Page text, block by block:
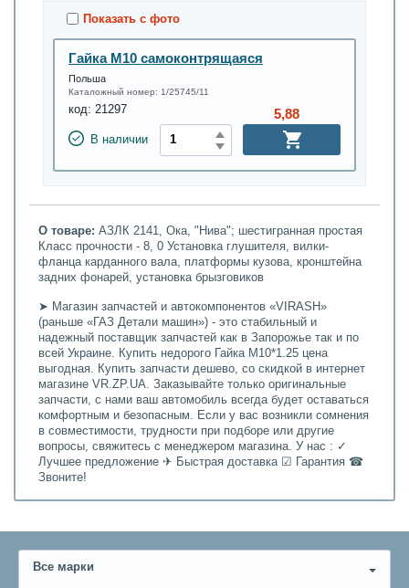
Показать с фото
Гайка М10 самоконтрящаяся
Польша
Каталожный номер: 1/25745/11
код: 21297
В наличии
5,88
О товаре: АЗЛК 2141, Ока, "Нива"; шестигранная простая
Класс прочности - 8, 0 Установка глушителя, вилки-
фланца карданного вала, платформы кузова, кронштейна
задних фонарей, установка брызговиков
➤ Магазин запчастей и автокомпонентов «VIRASH»
(раньше «ГАЗ Детали машин») - это стабильный и
надежный поставщик запчастей как в Запорожье так и по
всей Украине. Купить недорого Гайка М10*1.25 цена
выгодная. Купить запчасти дешево, со скидкой в интернет
магазине VR.ZP.UA. Заказывайте только оригинальные
запчасти, с нами ваш автомобиль всегда будет оставаться
комфортным и безопасным. Если у вас возникли сомнения
в совместимости, трудности при подборе или другие
вопросы, свяжитесь с менеджером магазина. У нас : ✓
Лучшее предложение ✈ Быстрая доставка ☑ Гарантия ☎
Звоните!
Все марки